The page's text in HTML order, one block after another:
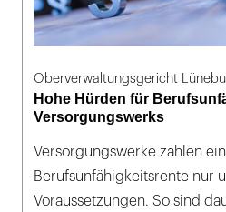
Oberverwaltungsgericht
Hohe Hürden für
Versorgungswerks
Versorgungswerke zahlen
Berufsunfähigkeitsrente nur
Voraussetzungen. So sind